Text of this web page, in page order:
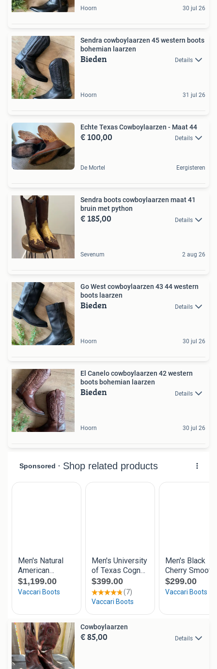
Hoorn 30 jul 26
Sendra cowboylaarzen 45 western boots
bohemian laarzen
Bieden Details
Hoorn 31 jul 26
Echte Texas Cowboylaarzen - Maat 44
€ 100,00 Details
De Mortel Eergisteren
Sendra boots cowboylaarzen maat 41
bruin met python
€ 185,00 Details
Sevenum 2 aug 26
Go West cowboylaarzen 43 44 western
boots laarzen
Bieden Details
Hoorn 30 jul 26
El Canelo cowboylaarzen 42 western
boots bohemian laarzen
Bieden Details
Hoorn 30 jul 26
Cowboylaarzen
€ 85,00 Details